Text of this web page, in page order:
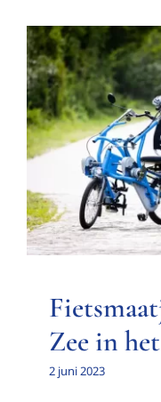
in
Zee in
2 juni 2023